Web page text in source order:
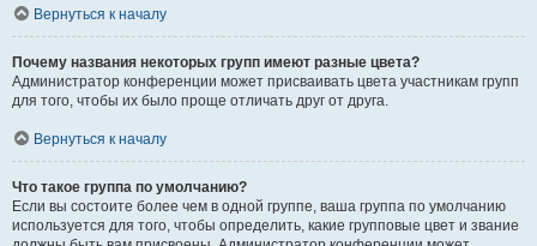
Вернуться к началу
Почему названия некоторых групп имеют разные цвета?
Администратор конференции может присваивать цвета участникам групп
для того, чтобы их было проще отличать друг от друга.
Вернуться к началу
Что такое группа по умолчанию?
Если вы состоите более чем в одной группе, ваша группа по умолчанию
используется для того, чтобы определить, какие групповые цвет и звание